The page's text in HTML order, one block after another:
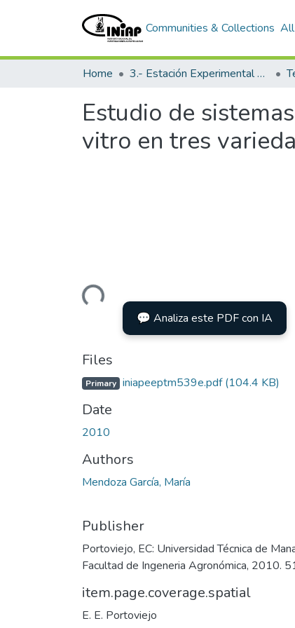
Communities & Collections
Home 3.- Estación Experimental Portoviejo
Estudio de
vitro en tres
Loading...
💬 Analiza este PDF con IA
Files
Primary iniapeeptm539e.pdf(104.4 KB)
Date
2010
Authors
Mendoza García, María
Publisher
Portoviejo, EC: Universidad Técnica de
Facultad de Ingeneria Agronómica, 2010.
item.page.coverage.spatial
E. E. Portoviejo